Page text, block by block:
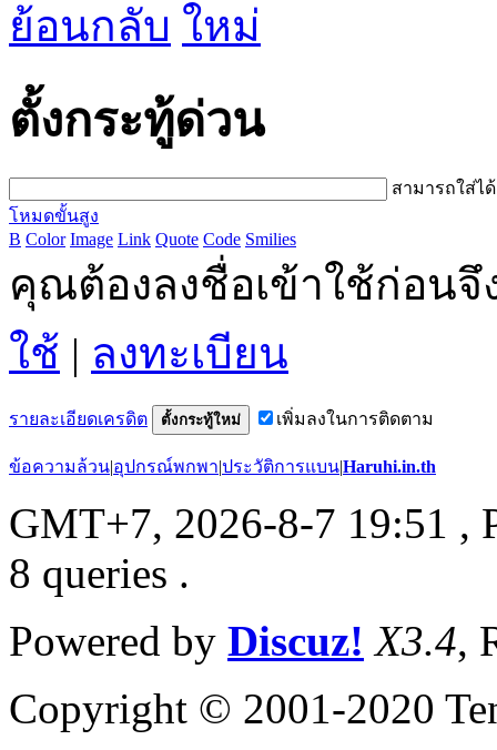
ย้อนกลับ
ตั้งกระทู้ด่วน
สามารถใส่ไ
โหมดขั้นสูง
B Color Image Link Quote Code Smilies
คุณต้องลงชื่อเข้าใช้ก่อน
ใช้ | ลงทะเบียน
รายละเอียดเครดิต ตั้งกระทู้ใหม่ เพิ่มลงในการติดตาม
ข้อความล้วน|อุปกรณ์พกพา|ประวัติการแบน|Haruhi.in.th
GMT+7, 2026-8-7 19:51 ,
8 queries .
Powered by Discuz! X3.4,
Copyright © 2001-2020